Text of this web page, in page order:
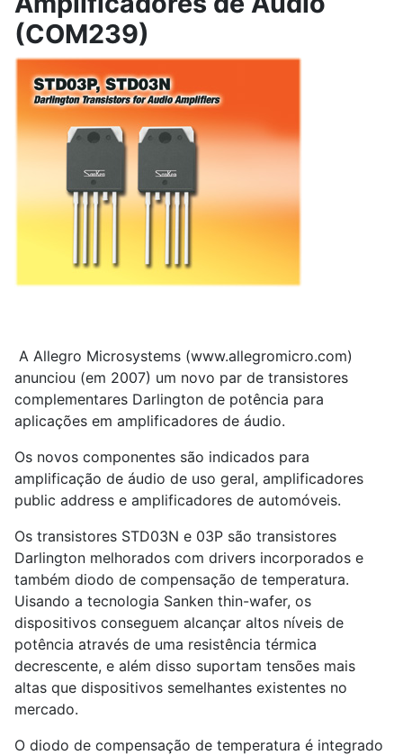
(COM239)
A Allegro Microsystems (www.allegromicro.com)
anunciou (em 2007) um novo par de transistores
complementares Darlington de potência para
aplicações em amplificadores de áudio.
Os novos componentes são indicados para
amplificação de áudio de uso geral, amplificadores
public address e amplificadores de automóveis.
Os transistores STD03N e 03P são transistores
Darlington melhorados com drivers incorporados e
também diodo de compensação de temperatura.
Uisando a tecnologia Sanken thin-wafer, os
dispositivos conseguem alcançar altos níveis de
potência através de uma resistência térmica
decrescente, e além disso suportam tensões mais
altas que dispositivos semelhantes existentes no
mercado.
O diodo de compensação de temperatura é integrado